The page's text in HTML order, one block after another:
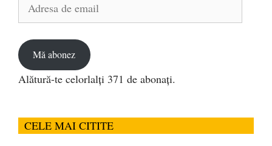
Mă abonez
Alătură-te celorlalți 371 de abonați.
CELE MAI CITITE